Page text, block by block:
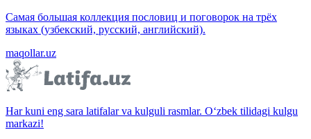
Самая большая коллекция пословиц и поговорок на трёх
языках (узбекский, русский, английский).
maqollar.uz
Har kuni eng sara latifalar va kulguli rasmlar. O‘zbek tilidagi kulgu
markazi!